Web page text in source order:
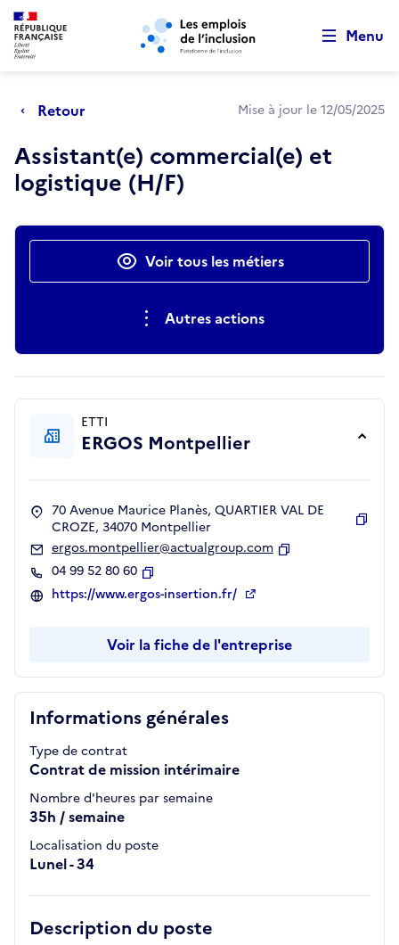
Aller au menu principal Aller au contenu principal
Menu
Retour Mise à jour le 12/05/2025
Assistant(e) commercial(e) et
logistique (H/F)
Actions rapidesVoir tous les métiers
Autres actions
Informations générales
Type de contrat
Contrat de mission intérimaire
Nombre d'heures par semaine
35h / semaine
Localisation du poste
Lunel - 34
Description du poste
ETTI
ERGOS Montpellier
70 Avenue Maurice Planès, QUARTIER VAL DE
CROZE, 34070 Montpellier
ergos.montpellier@actualgroup.com
04 99 52 80 60
Copier
https://www.ergos-insertion.fr/
Voir la fiche de l'entreprise
Retour au début de la page
Panneau de gestion des cookies